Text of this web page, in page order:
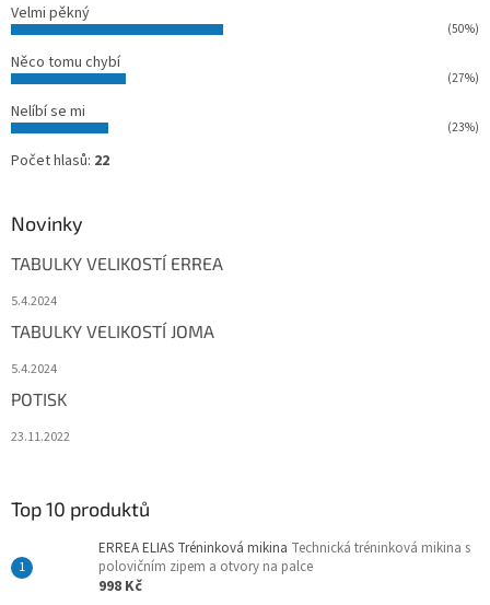
Velmi pěkný
(50%)
Něco tomu chybí
(27%)
Nelíbí se mi
(23%)
Počet hlasů: 22
Novinky
TABULKY VELIKOSTÍ ERREA
5.4.2024
TABULKY VELIKOSTÍ JOMA
5.4.2024
POTISK
23.11.2022
Top 10 produktů
ERREA ELIAS Tréninková mikina Technická tréninková mikina s
polovičním zipem a otvory na palce
998 Kč